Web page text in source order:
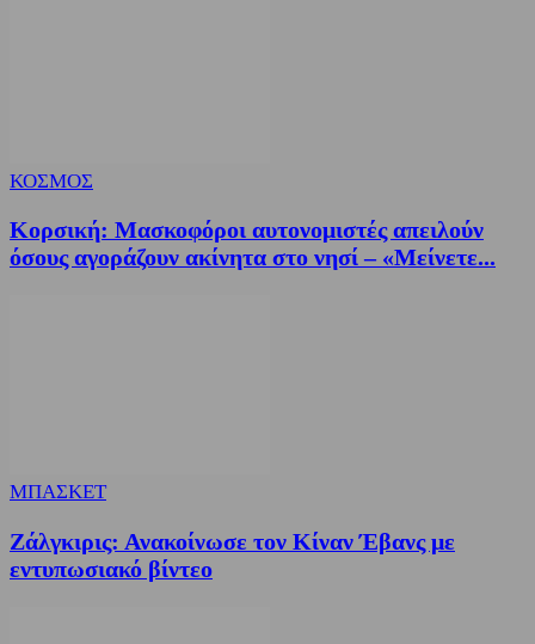
ΚΟΣΜΟΣ
Κορσική: Μασκοφόροι αυτονομιστές απειλούν
όσους αγοράζουν ακίνητα στο νησί – «Μείνετε...
ΜΠΑΣΚΕΤ
Ζάλγκιρις: Ανακοίνωσε τον Κίναν Έβανς με
εντυπωσιακό βίντεο